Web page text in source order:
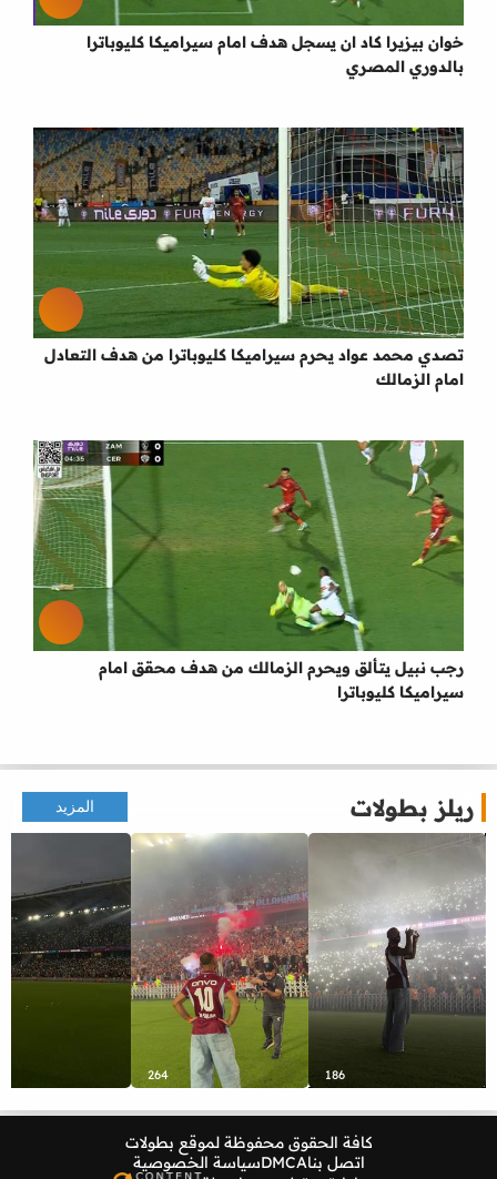
خوان بيزيرا كاد ان يسجل هدف امام سيراميكا كليوباترا
بالدوري المصري
تصدي محمد عواد يحرم سيراميكا كليوباترا من هدف التعادل
امام الزمالك
رجب نبيل يتألق ويحرم الزمالك من هدف محقق امام
سيراميكا كليوباترا
ريلز بطولات المزيد
186
264
كافة الحقوق محفوظة لموقع بطولات
اتصل بناDMCAسياسة الخصوصية